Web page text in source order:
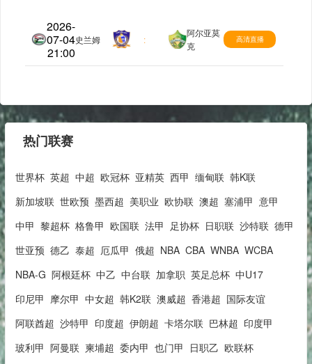
2026-
07-04
21:00
也门甲
史兰姆 :
阿尔亚莫
克
高清直播
热门联赛
世界杯 英超 中超 欧冠杯 亚精英 西甲 缅甸联 韩K联
新加坡联 世欧预 墨西超 美职业 欧协联 澳超 塞浦甲 意甲
中甲 黎超杯 格鲁甲 欧国联 法甲 足协杯 日职联 沙特联 德甲
世亚预 德乙 泰超 厄瓜甲 俄超 NBA CBA WNBA WCBA
NBA-G 阿根廷杯 中乙 中台联 加拿职 英足总杯 中U17
印尼甲 摩尔甲 中女超 韩K2联 澳威超 香港超 国际友谊
阿联酋超 沙特甲 印度超 伊朗超 卡塔尔联 巴林超 印度甲
玻利甲 阿曼联 柬埔超 委内甲 也门甲 日职乙 欧联杯